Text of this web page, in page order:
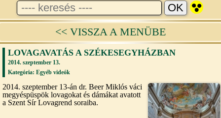
<< VISSZA A MENÜBE
LOVAGAVATÁS A SZÉKESEGYHÁZBAN
2014. szeptember 13.
Kategória: Egyéb videók
2014. szeptember 13-án dr. Beer Miklós váci
megyéspüspök lovagokat és dámákat avatott
a Szent Sír Lovagrend soraiba.